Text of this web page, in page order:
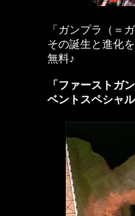
「ガンプラ（＝
その誕生と進化
無料♪
「ファーストガ
ベントスペシャ